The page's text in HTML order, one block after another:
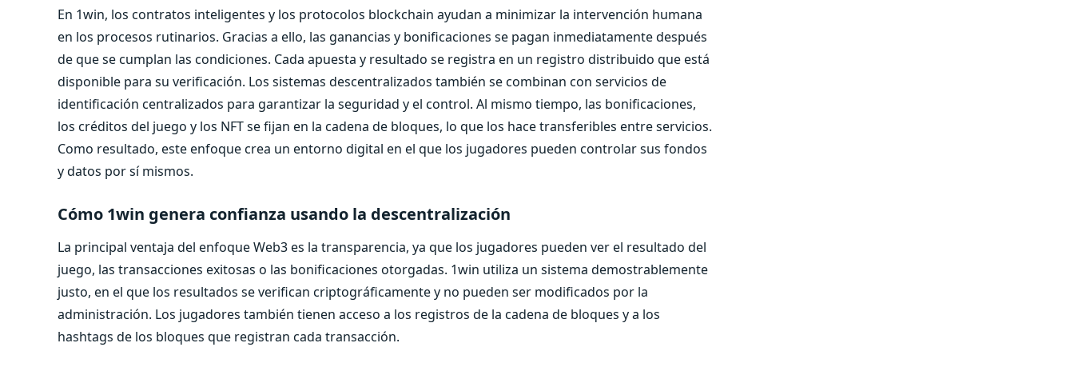
En 1win, los contratos inteligentes y los protocolos blockchain ayudan a minimizar la intervención humana
en los procesos rutinarios. Gracias a ello, las ganancias y bonificaciones se pagan inmediatamente después
de que se cumplan las condiciones. Cada apuesta y resultado se registra en un registro distribuido que está
disponible para su verificación. Los sistemas descentralizados también se combinan con servicios de
identificación centralizados para garantizar la seguridad y el control. Al mismo tiempo, las bonificaciones,
los créditos del juego y los NFT se fijan en la cadena de bloques, lo que los hace transferibles entre servicios.
Como resultado, este enfoque crea un entorno digital en el que los jugadores pueden controlar sus fondos
y datos por sí mismos.
Cómo 1win genera confianza usando la descentralización
La principal ventaja del enfoque Web3 es la transparencia, ya que los jugadores pueden ver el resultado del
juego, las transacciones exitosas o las bonificaciones otorgadas. 1win utiliza un sistema demostrablemente
justo, en el que los resultados se verifican criptográficamente y no pueden ser modificados por la
administración. Los jugadores también tienen acceso a los registros de la cadena de bloques y a los
hashtags de los bloques que registran cada transacción.